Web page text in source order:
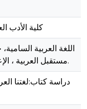
كلية الأدب
اللغة العربية
مستقبل العربية ، الإعراب ، البلاغة.
دراسة كتاب:لغتنا